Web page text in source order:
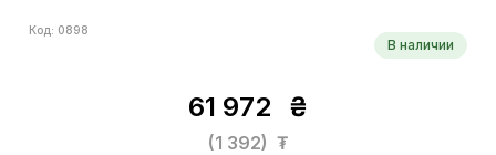
Код: 0898
В наличии
61 972 ₴
(1 392) ₮